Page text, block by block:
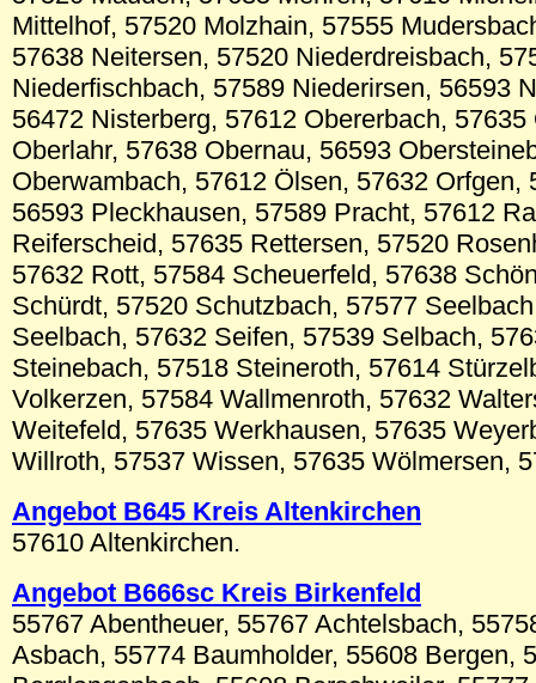
Mittelhof, 57520 Molzhain, 57555
57638 Neitersen, 57520 Niederdreisbach,
Niederfischbach, 57589 Niederirsen, 56593
56472 Nisterberg, 57612 Obererbach,
Oberlahr, 57638 Obernau, 56593
Oberwambach, 57612 Ölsen, 57632 Orfgen,
56593 Pleckhausen, 57589 Pracht, 57612
Reiferscheid, 57635 Rettersen, 57520
57632 Rott, 57584 Scheuerfeld, 57638
Schürdt, 57520 Schutzbach, 57577
Seelbach, 57632 Seifen, 57539 Selbach,
Steinebach, 57518 Steineroth, 57614
Volkerzen, 57584 Wallmenroth, 57632
Weitefeld, 57635 Werkhausen, 57635
Willroth, 57537 Wissen, 57635 Wölmersen,
Angebot B645 Kreis Altenkirchen
57610 Altenkirchen.
Angebot B666sc Kreis Birkenfeld
55767 Abentheuer, 55767 Achtelsbach,
Asbach, 55774 Baumholder, 55608 Bergen,